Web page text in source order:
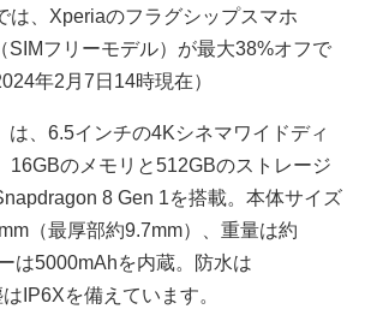
、Xperiaのフラグシップスマホ
SIMフリーモデル）が最大38%オフで
年2月7日14時現在）
、6.5インチの4Kシネマワイドディ
16GBのメモリと512GBのストレージ
8 Gen 1を搭載。本体サイズ
（最厚部約9.7mm）、重量は約
は5000mAhを内蔵。防水は
IP6Xを備えています。